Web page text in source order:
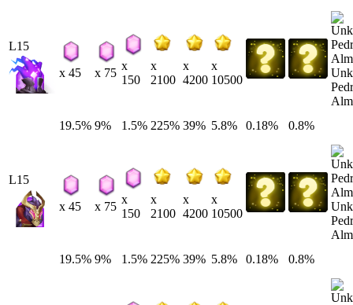
L15
x 45 x 75
x
150
x
2100
x
4200
x
10500
19.5% 9% 1.5% 225% 39% 5.8% 0.18% 0.8%
L15
x 45 x 75
x
150
x
2100
x
4200
x
10500
19.5% 9% 1.5% 225% 39% 5.8% 0.18% 0.8%